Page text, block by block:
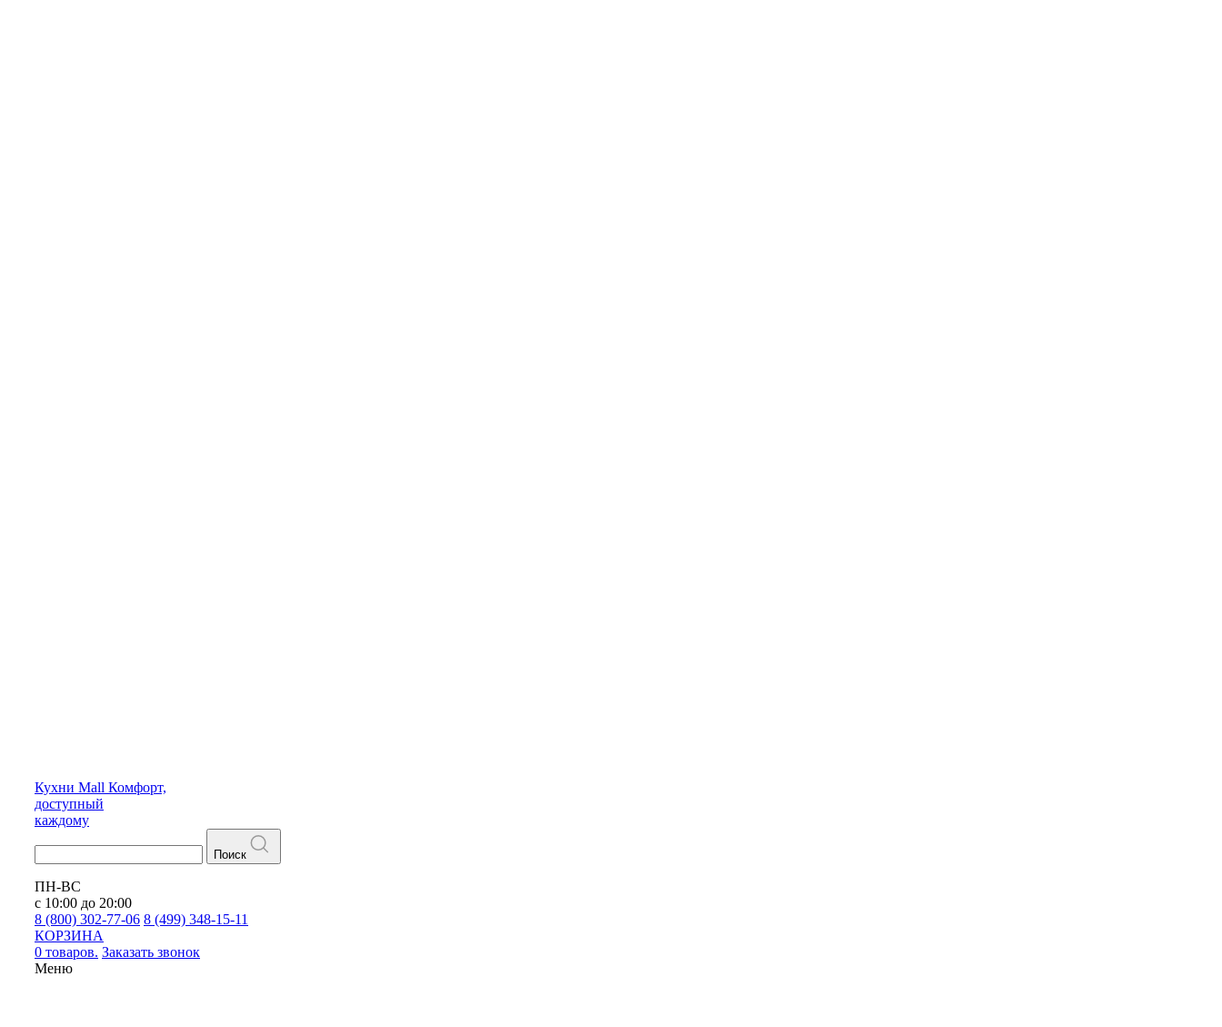
Кухни Mall Комфорт,
доступный
каждому
Поиск
ПН-ВС
с 10:00 до 20:00
8 (800) 302-77-06 8 (499) 348-15-11
КОРЗИНА
0 товаров. Заказать звонок
Меню